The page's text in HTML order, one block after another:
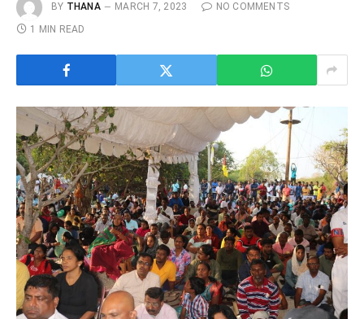
BY THANA MARCH 7, 2023
NO COMMENTS
1 MIN READ